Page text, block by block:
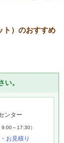
ト）のおすすめ
い。
ンター
9:00～17:30）
お見積り